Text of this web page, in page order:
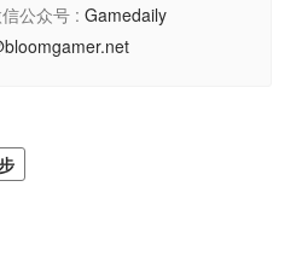
公众号 : Gamedaily